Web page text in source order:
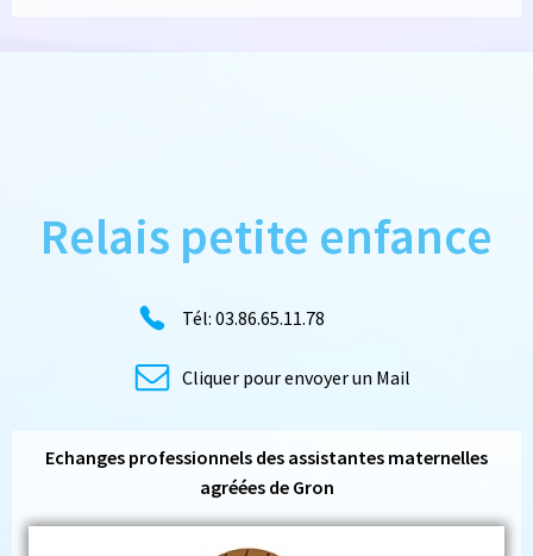
Relais petite enfance
Tél: 03.86.65.11.78
Cliquer pour envoyer un Mail
Echanges professionnels des assistantes maternelles
agréées de Gron